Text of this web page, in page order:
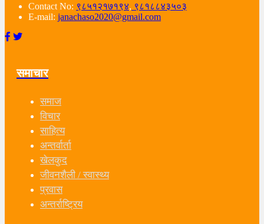
Contact No: ९८५१२१७१९४, ९८१८८४३५०३
E-mail: janachaso2020@gmail.com
समाचार
समाज
विचार
साहित्य
अन्तर्वार्ता
खेलकुद
जीवनशैली / स्वास्थ्य
प्रवास
अन्तर्राष्ट्रिय